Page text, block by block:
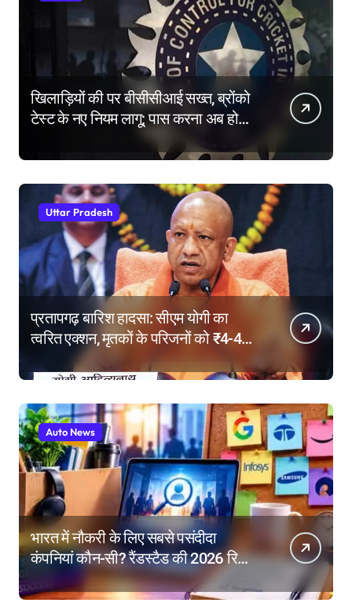
खिलाड़ियों की पर बीसीसीआई सख्त, ब्रोंको
टेस्ट के नए नियम लागू; पास करना अब होगा
Uttar Pradesh
प्रतापगढ़ बारिश हादसा: सीएम योगी का
त्वरित एक्शन, मृतकों के परिजनों को ₹4-4
लाख की सहायता, घायलों के बेहतर इलाज के
निर्देश
Auto News
भारत में नौकरी के लिए सबसे पसंदीदा
कंपनियां कौन-सी? रैंडस्टैड की 2026 रिपोर्ट
में गूगल नंबर-1